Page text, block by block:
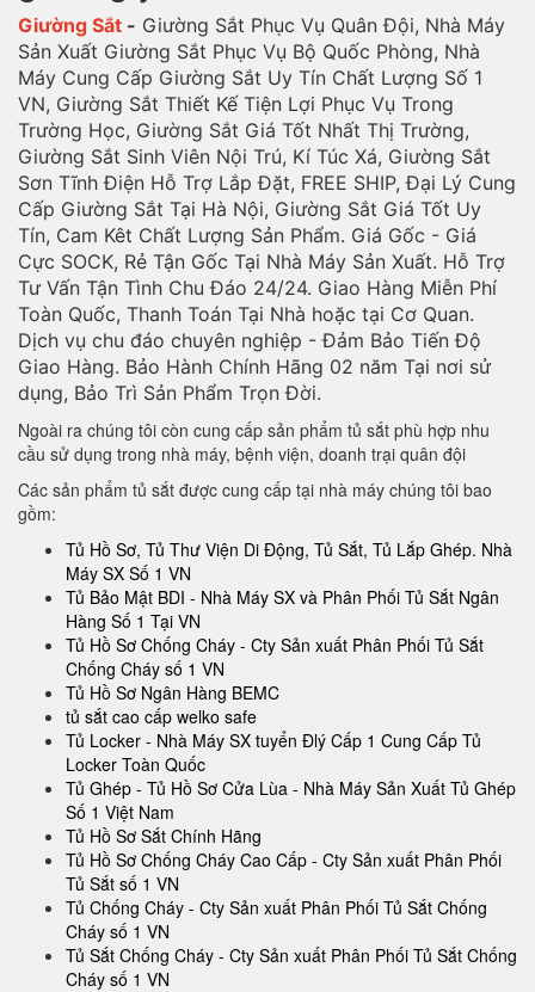
Giường Sắt - Giường Sắt Phục Vụ Quân Đội, Nhà Máy
Sản Xuất Giường Sắt Phục Vụ Bộ Quốc Phòng, Nhà
Máy Cung Cấp Giường Sắt Uy Tín Chất Lượng Số 1
VN, Giường Sắt Thiết Kế Tiện Lợi Phục Vụ Trong
Trường Học, Giường Sắt Giá Tốt Nhất Thị Trường,
Giường Sắt Sinh Viên Nội Trú, Kí Túc Xá, Giường Sắt
Sơn Tĩnh Điện Hỗ Trợ Lắp Đặt, FREE SHIP, Đại Lý Cung
Cấp Giường Sắt Tại Hà Nội, Giường Sắt Giá Tốt Uy
Tín, Cam Kêt Chất Lượng Sản Phẩm. Giá Gốc - Giá
Cực SOCK, Rẻ Tận Gốc Tại Nhà Máy Sản Xuất. Hỗ Trợ
Tư Vấn Tận Tình Chu Đáo 24/24. Giao Hàng Miễn Phí
Toàn Quốc, Thanh Toán Tại Nhà hoặc tại Cơ Quan.
Dịch vụ chu đáo chuyên nghiệp - Đảm Bảo Tiến Độ
Giao Hàng. Bảo Hành Chính Hãng 02 năm Tại nơi sử
dụng, Bảo Trì Sản Phẩm Trọn Đời.
Ngoài ra chúng tôi còn cung cấp sản phẩm tủ sắt phù hợp nhu
cầu sử dụng trong nhà máy, bệnh viện, doanh trại quân đội
Các sản phẩm tủ sắt được cung cấp tại nhà máy chúng tôi bao
gồm:
Tủ Hồ Sơ, Tủ Thư Viện Di Động, Tủ Sắt, Tủ Lắp Ghép. Nhà
Máy SX Số 1 VN
Tủ Bảo Mật BDI - Nhà Máy SX và Phân Phối Tủ Sắt Ngân
Hàng Số 1 Tại VN
Tủ Hồ Sơ Chống Cháy - Cty Sản xuất Phân Phối Tủ Sắt
Chống Cháy số 1 VN
Tủ Hồ Sơ Ngân Hàng BEMC
tủ sắt cao cấp welko safe
Tủ Locker - Nhà Máy SX tuyển Đlý Cấp 1 Cung Cấp Tủ
Locker Toàn Quốc
Tủ Ghép - Tủ Hồ Sơ Cửa Lùa - Nhà Máy Sản Xuất Tủ Ghép
Số 1 Việt Nam
Tủ Hồ Sơ Sắt Chính Hãng
Tủ Hồ Sơ Chống Cháy Cao Cấp - Cty Sản xuất Phân Phối
Tủ Sắt số 1 VN
Tủ Chống Cháy - Cty Sản xuất Phân Phối Tủ Sắt Chống
Cháy số 1 VN
Tủ Sắt Chống Cháy - Cty Sản xuất Phân Phối Tủ Sắt Chống
Cháy số 1 VN